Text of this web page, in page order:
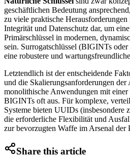
geschäftlichen Bedeutung
zu viele praktische
Integrität und Datenschutz dar, um
Primärschlüssel in modernen,
sein. Surrogatschlüssel (BIGINTs
eine robustere und
Letztendlich ist der entscheidende
und die Skalierungsanforderungen
monolithische Anwendungen mit
BIGINTs oft aus. Für komplexe,
Systeme bieten UUIDs (insbesondere
die erforderliche Flexibilität und
zur bevorzugten Waffe im Arsenal der
Share this article